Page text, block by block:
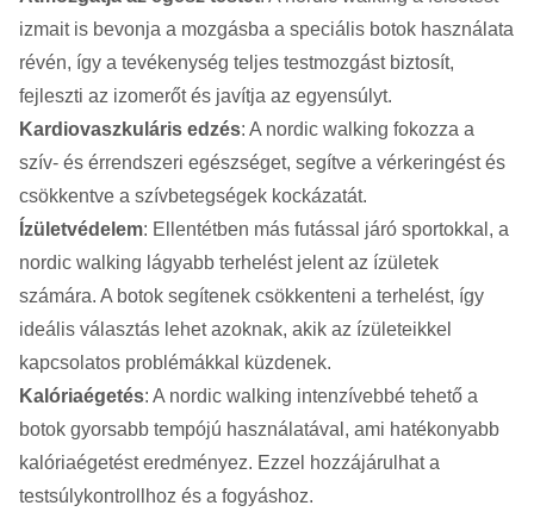
izmait is bevonja a mozgásba a speciális botok használata
révén, így a tevékenység teljes testmozgást biztosít,
fejleszti az izomerőt és javítja az egyensúlyt.
Kardiovaszkuláris edzés: A nordic walking fokozza a
szív- és érrendszeri egészséget, segítve a vérkeringést és
csökkentve a szívbetegségek kockázatát.
Ízületvédelem: Ellentétben más futással járó sportokkal, a
nordic walking lágyabb terhelést jelent az ízületek
számára. A botok segítenek csökkenteni a terhelést, így
ideális választás lehet azoknak, akik az ízületeikkel
kapcsolatos problémákkal küzdenek.
Kalóriaégetés: A nordic walking intenzívebbé tehető a
botok gyorsabb tempójú használatával, ami hatékonyabb
kalóriaégetést eredményez. Ezzel hozzájárulhat a
testsúlykontrollhoz és a fogyáshoz.